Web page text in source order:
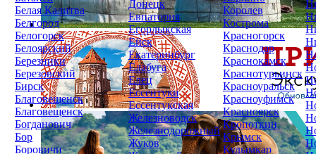
Белая Калитва
Белгород
Белогорск
Белоярский
Березники
Березовский
Бирск
Благовещенск
Благовещенск
Богданович
Бор
Боровичи
Донецк
Евпатория
Егорлыкская
Ейск
Екатеринбург
Елабуга
Елец
Ессентуки
Ессентукская
Железноводск
Железнодорожный
Жуков
Королев
Кострома
Красногорск
Краснодар
Краснокамск
Краснотурьинск
Красноуральск
Красноуфимск
Красноярск
Кропоткин
Крымск
Кудымкар